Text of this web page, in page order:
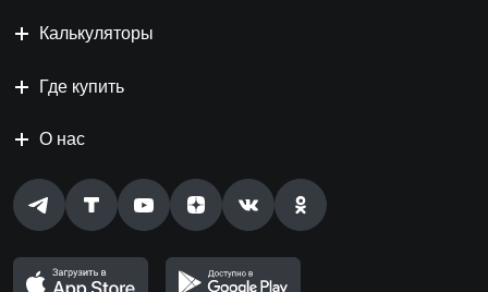
Калькуляторы
Где купить
О нас